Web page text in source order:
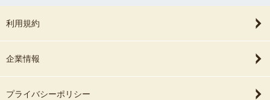
利用規約
企業情報
プライバシーポリシー